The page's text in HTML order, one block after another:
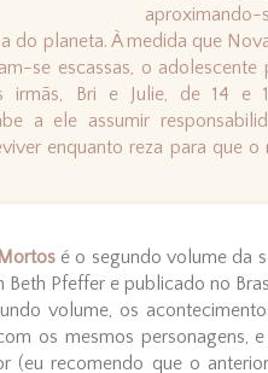
do planeta. À medida que
se escassas, o
irmãs, Bri e Julie, de 14 e
a ele assumir
enquanto reza para que
é o segundo volume da
Beth Pfeffer e publicado no
volume, os
os mesmos personagens,
(eu recomendo que o